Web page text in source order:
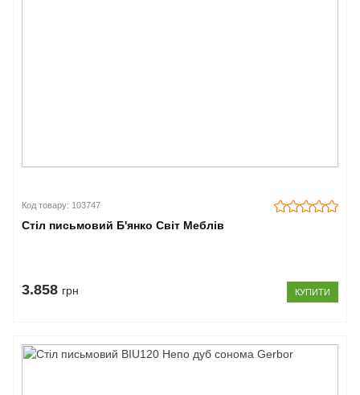
Код товару: 103747
Стіл письмовий Б'янко Світ Меблів
3.858 грн КУПИТИ